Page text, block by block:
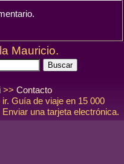
Mauricio.
>> Contacto
Guía de viaje en 15 000
una tarjeta electrónica.